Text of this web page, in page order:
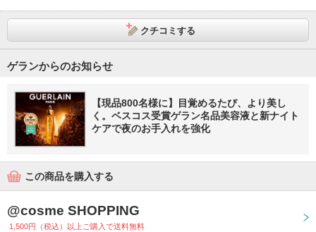
クチコミする
ゲランからのお知らせ
【現品800名様に】目覚めるたび、より美し
く。ベスコス受賞ゲラン名品美容液と新ナイト
ケアで夜のお手入れを強化
この商品を購入する
@cosme SHOPPING
1,500円（税込）以上ご購入で送料無料